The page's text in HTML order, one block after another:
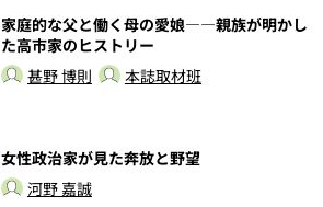
家庭的な父と働く母の愛娘――親族が明かし
た高市家のヒストリー
甚野 博則
本誌取材班
女性政治家が見た奔放と野望
河野 嘉誠